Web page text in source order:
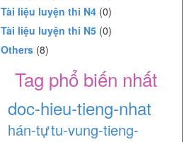
Tài liệu luyện thi N4 (0)
Tài liệu luyện thi N5 (0)
Others (8)
Tag phổ biến nhất
doc-hieu-tieng-nhat
hán-tựtu-vung-tieng-